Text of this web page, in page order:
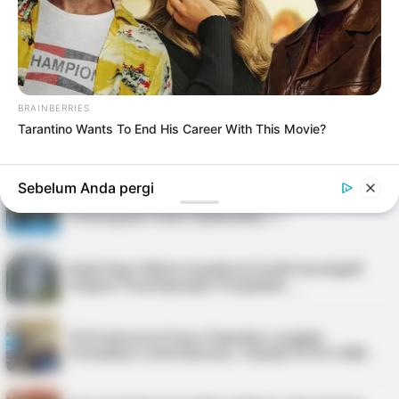
Festival Kopi Merdeka 2026 di Tan…
Kejati Kepri Masih Dalami Dugaan Penyimpangan
Honorarium BKAD, Sudah Periksa 38 …
Soal Pengadaan Pakaian Dinas BKAD Kepri, Kejati
Pilkades Serentak Bintan 2026 Digelar di 14 Desa,
Pemungutan Suara Dijadwalkan 1…
BRAINBERRIES
Tarantino Wants To End His Career With This Movie?
Sebelum Anda pergi